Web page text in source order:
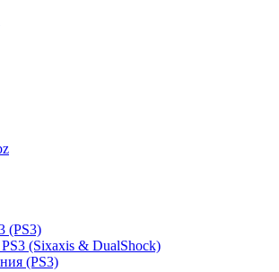
(PS3)
(Sixaxis & DualShock)
(PS3)